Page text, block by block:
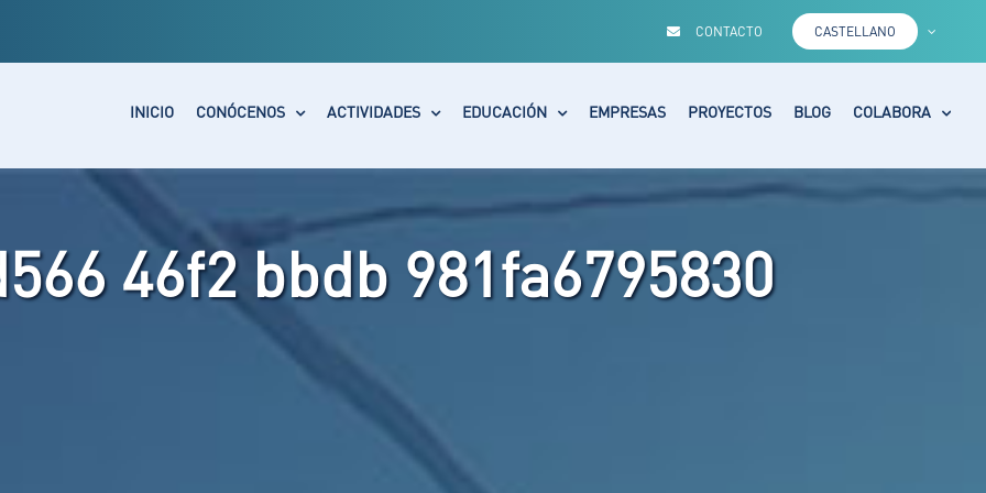
CONTACTO CASTELLANO
INICIO CONÓCENOS ACTIVIDADES EDUCACIÓN EMPRESAS PROYECTOS BLOG COLABORA
46f2 bbdb 981fa6795830